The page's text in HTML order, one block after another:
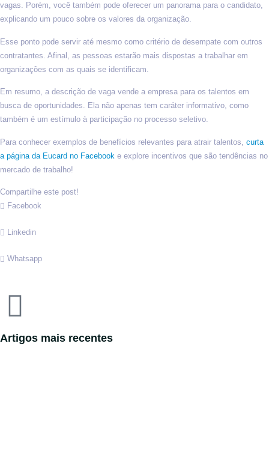
vagas. Porém, você também pode oferecer um panorama para o candidato,
explicando um pouco sobre os valores da organização.
Esse ponto pode servir até mesmo como critério de desempate com outros
contratantes. Afinal, as pessoas estarão mais dispostas a trabalhar em
organizações com as quais se identificam.
Em resumo, a descrição de vaga vende a empresa para os talentos em
busca de oportunidades. Ela não apenas tem caráter informativo, como
também é um estímulo à participação no processo seletivo.
Para conhecer exemplos de benefícios relevantes para atrair talentos, curta
a página da Eucard no Facebook e explore incentivos que são tendências no
mercado de trabalho!
Compartilhe este post!
Facebook
Linkedin
Whatsapp
Artigos mais recentes